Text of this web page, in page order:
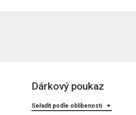
Dárkový poukaz
Seřadit podle oblíbenosti